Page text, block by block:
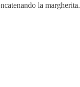
la margherita.